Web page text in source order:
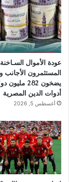
عودة الأموال
المستثمرون الأجانب
يضخون 282
أدوات الدين المصرية
أغسطس 5, 2026